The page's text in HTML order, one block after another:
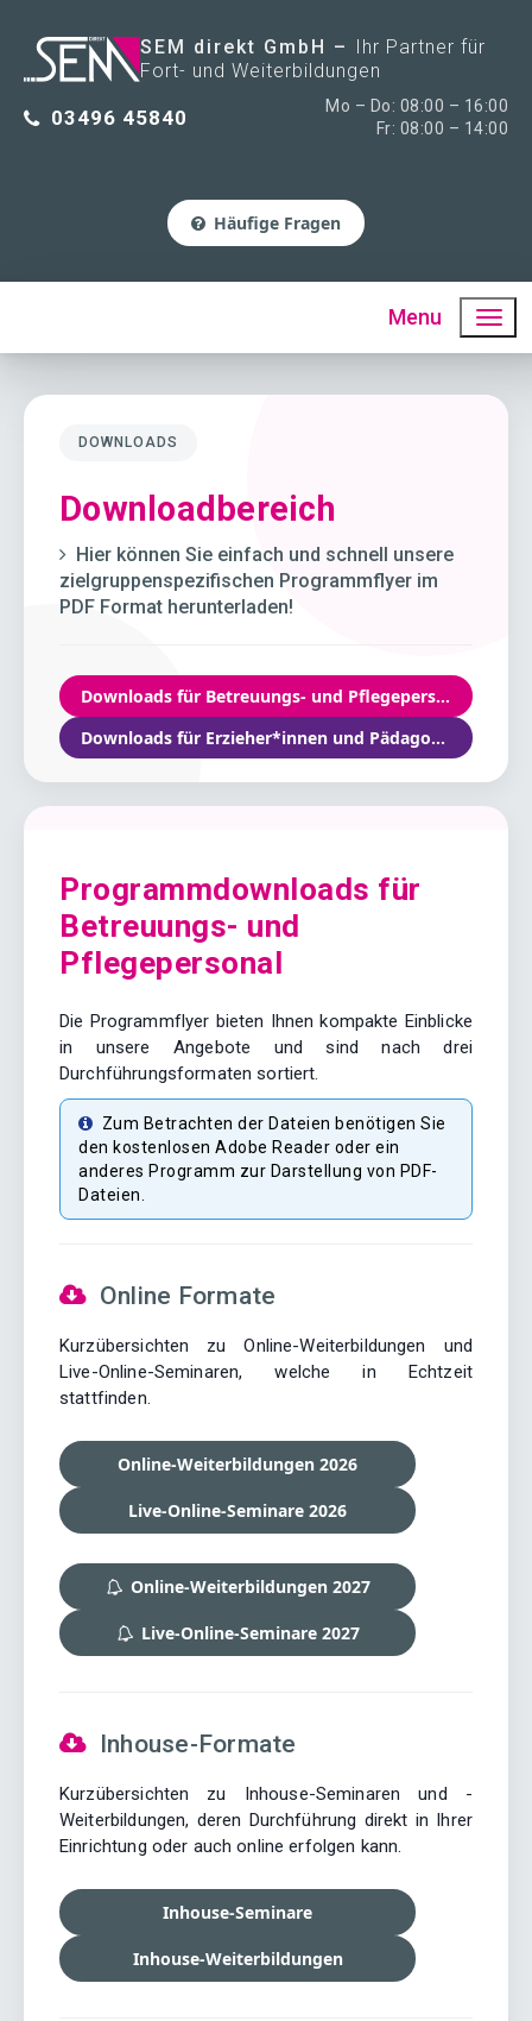
SEM direkt GmbH
Ihr Partner für
Fort- und Weiterbildungen
03496 45840
Mo – Do: 08:00 – 16:00
Fr: 08:00 – 14:00
Häufige Fragen
Menu
DOWNLOADS
Downloadbereich
Hier können Sie einfach und schnell unsere
zielgruppenspezifischen Programmflyer im
PDF Format herunterladen!
Downloads für Betreuungs- und Pflegepersonal
Downloads für Erzieher*innen und Pädagogen*innen
Programmdownloads für
Betreuungs- und
Pflegepersonal
Die Programmflyer bieten Ihnen kompakte Einblicke
in unsere Angebote und sind nach drei
Durchführungsformaten sortiert.
Zum Betrachten der Dateien benötigen Sie
den kostenlosen Adobe Reader oder ein
anderes Programm zur Darstellung von PDF-
Dateien.
Online Formate
Kurzübersichten zu Online-Weiterbildungen und
Live-Online-Seminaren, welche in Echtzeit
stattfinden.
Online-Weiterbildungen 2026
Live-Online-Seminare 2026
Online-Weiterbildungen 2027
Live-Online-Seminare 2027
Inhouse-Formate
Kurzübersichten zu Inhouse-Seminaren und -
Weiterbildungen, deren Durchführung direkt in Ihrer
Einrichtung oder auch online erfolgen kann.
Inhouse-Seminare
Inhouse-Weiterbildungen